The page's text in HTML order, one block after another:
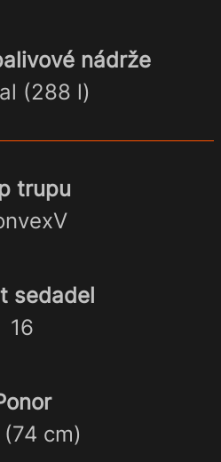
nádrže
(288 l)
trupu
sedadel
16
(74 cm)